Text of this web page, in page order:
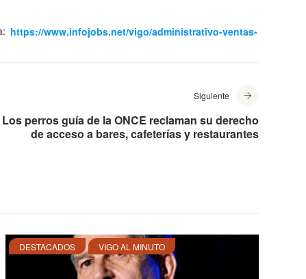
https://www.infojobs.net/vigo/administrativo-ventas-
Siguiente
Los perros guía de la ONCE reclaman su derecho
de acceso a bares, cafeterías y restaurantes
DESTACADOS VIGO AL MINUTO